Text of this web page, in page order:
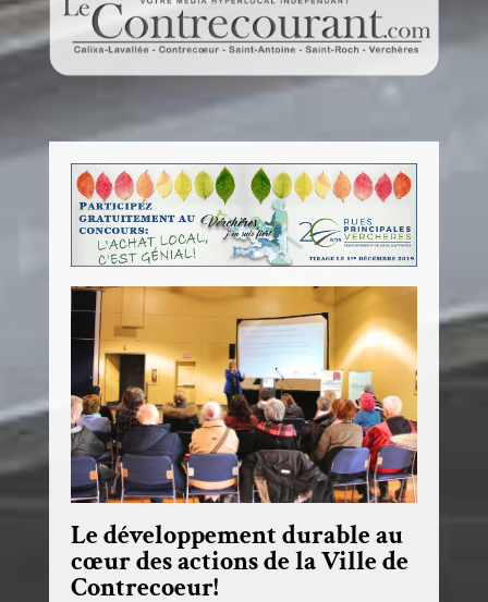
Le développement durable au
cœur des actions de la Ville de
Contrecoeur!